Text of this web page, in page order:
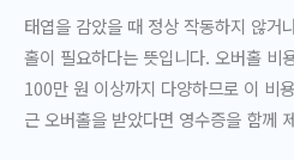
태엽을 감았을 때 정상 작동하지 않거
홀이 필요하다는 뜻입니다. 오버홀 비
100만 원 이상까지 다양하므로 이 비
근 오버홀을 받았다면 영수증을 함께